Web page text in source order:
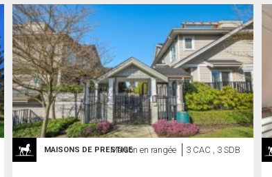
MAISONS DE PRESTIGEMaison en rangée 3 CAC , 3 SDB